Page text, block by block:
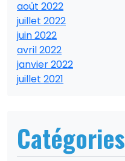
août 2022
juillet 2022
juin 2022
avril 2022
janvier 2022
juillet 2021
Catégories